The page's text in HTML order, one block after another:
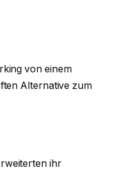
von einem
Alternative zum
ihr